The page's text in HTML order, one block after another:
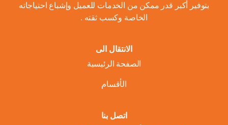
بتوفير أكبر قدر ممكن من الخدمات للعميل وإشباع احتياجاته
الخاصة وكسب ثقته .
الانتقال الى
الصفحة الرئيسية
الأقسام
اتصل بنا